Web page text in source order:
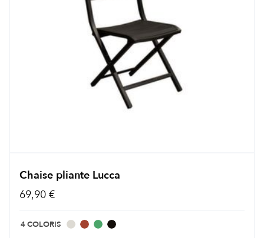
Chaise pliante Lucca
69,90 €
4 COLORIS